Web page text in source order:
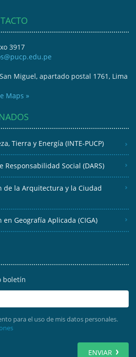
3917
Miguel, apartado postal 1761, Lima
Maps »
Tierra y Energía (INTE-PUCP)
Responsabilidad Social (DARS)
de la Arquitectura y la Ciudad
Geografía Aplicada (CIGA)
boletín
para el uso de mis datos personales.
ENVIAR